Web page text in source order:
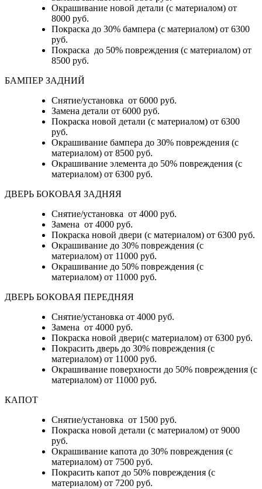
Окрашивание новой детали (с материалом) от
8000 руб.
Покраска до 30% бампера (с материалом) от 6300
руб.
Покраска до 50% повреждения (с материалом) от
8500 руб.
БАМПЕР ЗАДНИЙ
Снятие/установка от 6000 руб.
Замена детали от 6000 руб.
Покраска новой детали (с материалом) от 6300
руб.
Окрашивание бампера до 30% повреждения (с
материалом) от 8500 руб.
Окрашивание элемента до 50% повреждения (с
материалом) от 6300 руб.
ДВЕРЬ БОКОВАЯ ЗАДНЯЯ
Снятие/установка от 4000 руб.
Замена от 4000 руб.
Покраска новой двери (с материалом) от 6300 руб.
Окрашивание до 30% повреждения (с
материалом) от 11000 руб.
Окрашивание до 50% повреждения (с
материалом) от 11000 руб.
ДВЕРЬ БОКОВАЯ ПЕРЕДНЯЯ
Снятие/установка от 4000 руб.
Замена от 4000 руб.
Покраска новой двери(с материалом) от 6300 руб.
Покрасить дверь до 30% повреждения (с
материалом) от 11000 руб.
Окрашивание поверхности до 50% повреждения (с
материалом) от 11000 руб.
КАПОТ
Снятие/установка от 1500 руб.
Покраска новой детали (с материалом) от 9000
руб.
Окрашивание капота до 30% повреждения (с
материалом) от 7500 руб.
Покрасить капот до 50% повреждения (с
материалом) от 7200 руб.